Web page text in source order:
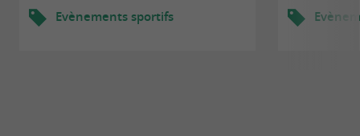
Evènements sportifs